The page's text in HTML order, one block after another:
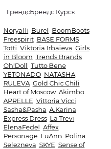
ТрендсБрендс Курск
Noryalli Burel BoomBoots
Freespirit BASE FORMS
Totti Viktoria Irbaieva Girls
in Bloom Trends Brands
Oh!Doll Tutto Bene
YETONADO NATASHA
RULEVA Gold Chic Chili
Heart of Moscow Akimbo
APRELLE Vittoria Vicci
Sasha&Pasha A.Karina
Express Dress La Trevi
ElenaFedel Affex
Personage LuAnn Polina
Selezneva SKYE Sense of